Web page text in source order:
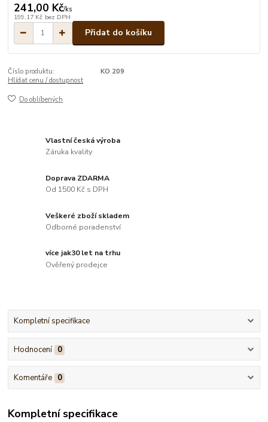
241,00 Kč/ks
199,17 Kč bez DPH
Přidat do košíku
Číslo produktu:
KO 209
Hlídat cenu / dostupnost
Do oblíbených
Vlastní česká výroba
Záruka kvality
Doprava ZDARMA
Od 1500 Kč s DPH
Veškeré zboží skladem
Odborné poradenství
více jak30 let na trhu
Ověřený prodejce
Kompletní specifikace
Hodnocení 0
Komentáře 0
Kompletní specifikace